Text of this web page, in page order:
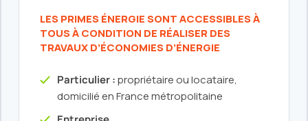
LES PRIMES ÉNERGIE SONT ACCESSIBLES À
TOUS À CONDITION DE RÉALISER DES
TRAVAUX D’ÉCONOMIES D’ÉNERGIE
Particulier :propriétaire ou locataire,
domicilié en France métropolitaine